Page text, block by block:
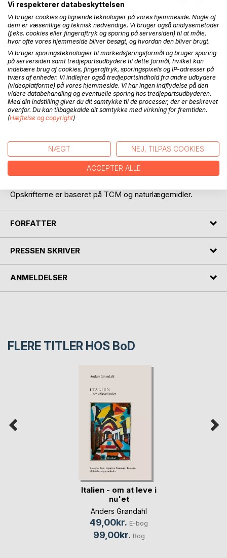
Føj til ønskeliste
Anmeld titel
BESKRIVELSE
Lær, hvordan man let og enkelt kan bruge alm. madvarer
som frugt og grønsager til at behandle kendte problemer
eller symptomer, såsom forkølelse, mave problemer, gigt
Opskrifterne er baseret på TCM og naturlægemidler.
FORFATTER
PRESSEN SKRIVER
ANMELDELSER
FLERE TITLER HOS BoD
Italien - om at leve i
nu'et
Anders Grøndahl
49,00kr. E-bog
99,00kr. Bog
Vi respekterer databeskyttelsen
Vi bruger cookies og lignende teknologier på vores hjemmeside. Nogle af
dem er væsentlige og teknisk nødvendige. Vi bruger også analysemetoder
(f.eks. cookies eller fingeraftryk og sporing på serversiden) til at måle,
hvor ofte vores hjemmeside bliver besøgt, og hvordan den bliver brugt.
Vi bruger sporingsteknologier til markedsføringsformål og bruger sporing
på serversiden samt tredjepartsudbydere til dette formål, hvilket kan
indebære brug af cookies, fingeraftryk, sporingspixels og IP-adresser på
tværs af enheder. Vi indlejrer også tredjepartsindhold fra andre udbydere
(videoplatforme) på vores hjemmeside. Vi har ingen indflydelse på den
videre databehandling og eventuelle sporing hos tredjepartsudbyderen.
Med din indstilling giver du dit samtykke til de processer, der er beskrevet
ovenfor. Du kan tilbagekalde dit samtykke med virkning for fremtiden.
(Hæftelse og copyright)
NÆGT NEJ, TILPAS COOKIES
ACCEPTER ALLE